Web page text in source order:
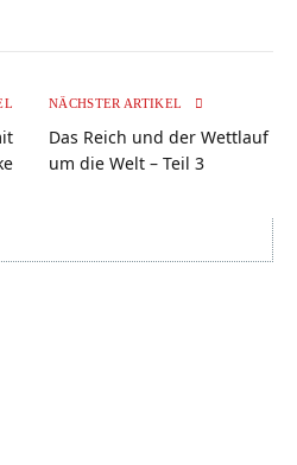
NÄCHSTER ARTIKEL
Das Reich und der Wettlauf
um die Welt – Teil 3